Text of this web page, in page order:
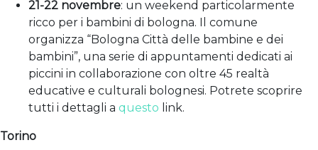
21-22 novembre: un weekend particolarmente
ricco per i bambini di bologna. Il comune
organizza “Bologna Città delle bambine e dei
bambini”, una serie di appuntamenti dedicati ai
piccini in collaborazione con oltre 45 realtà
educative e culturali bolognesi. Potrete scoprire
tutti i dettagli a questo link.
Torino